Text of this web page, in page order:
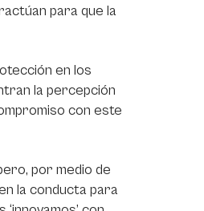
para que la
en los
la percepción
con este
por medio de
la conducta para